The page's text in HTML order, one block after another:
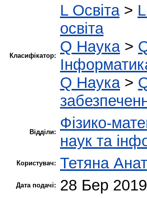
Класифікатор:
L Освіта>
освіта
Q Наука>
Q Наука>
Відділи:
Фізико-
наук та
Користувач: Тетяна
Дата подачі: 28 Бер